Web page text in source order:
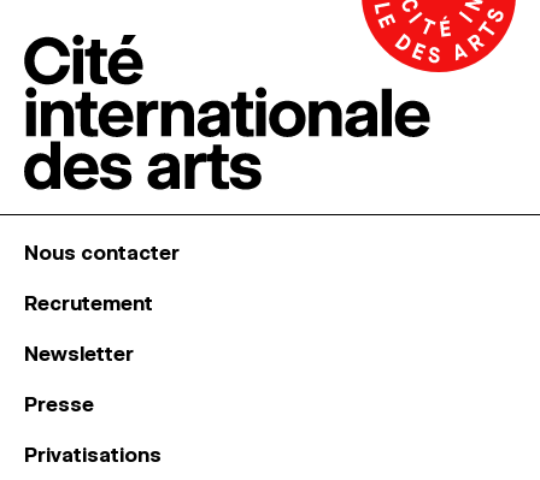
Nous contacter
Recrutement
Newsletter
Presse
Privatisations